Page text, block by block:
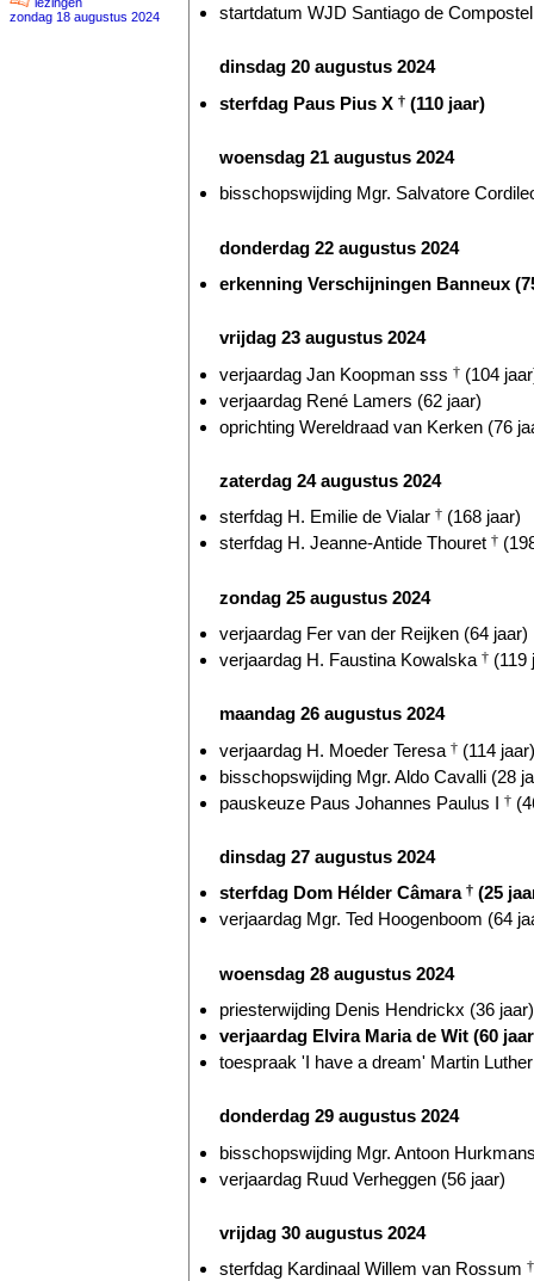
zondag 18 augustus 2024
startdatum WJD Santiago de
dinsdag 20 augustus 2024
sterfdag Paus Pius X † (110 jaar)
woensdag 21 augustus 2024
bisschopswijding Mgr. Salvatore
donderdag 22 augustus 2024
erkenning Verschijningen Banneux
vrijdag 23 augustus 2024
verjaardag Jan Koopman sss † (104
verjaardag René Lamers (62 jaar)
oprichting Wereldraad van Kerken (76
zaterdag 24 augustus 2024
sterfdag H. Emilie de Vialar † (168 jaar)
sterfdag H. Jeanne-Antide Thouret †
zondag 25 augustus 2024
verjaardag Fer van der Reijken (64 jaar)
verjaardag H. Faustina Kowalska † (119
maandag 26 augustus 2024
verjaardag H. Moeder Teresa † (114 jaar)
bisschopswijding Mgr. Aldo Cavalli (28
pauskeuze Paus Johannes Paulus I †
dinsdag 27 augustus 2024
sterfdag Dom Hélder Câmara † (25
verjaardag Mgr. Ted Hoogenboom (64
woensdag 28 augustus 2024
priesterwijding Denis Hendrickx (36 jaar)
verjaardag Elvira Maria de Wit (60
toespraak 'I have a dream' Martin
donderdag 29 augustus 2024
bisschopswijding Mgr. Antoon
verjaardag Ruud Verheggen (56 jaar)
vrijdag 30 augustus 2024
sterfdag Kardinaal Willem van Rossum †